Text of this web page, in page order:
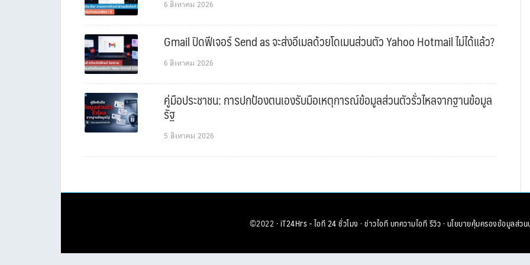
6 สิงหาคม 2026
Gmail ปิดฟีเจอร์ Send as จะส่งอีเมลด้วยโดเมนส่วนตัว Yahoo Hotmail ไม่ได้แล้ว?
6 สิงหาคม 2026
คู่มือประชาชน: การปกป้องตนเองรับมือเหตุการณ์ข้อมูลส่วนตัวรั่วไหลจากฐานข้อมูล
รัฐ
5 สิงหาคม 2026
©2022 ·iT24Hrs - ไอที 24 ชั่วโมง ·ข่าวไอทีบทความไอทีรีวิว ·นโยบายคุ้มครองข้อมูลส่ว